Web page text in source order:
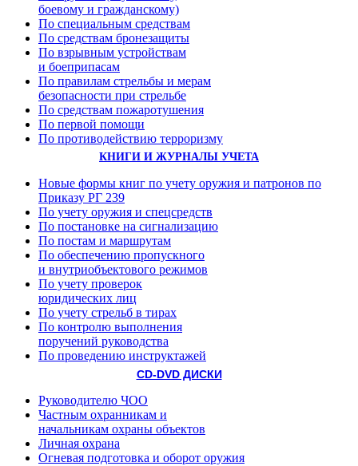
боевому и гражданскому)
По специальным средствам
По средствам бронезащиты
По взрывным устройствам
и боеприпасам
По правилам стрельбы и мерам
безопасности при стрельбе
По средствам пожаротушения
По первой помощи
По противодействию терроризму
КНИГИ И ЖУРНАЛЫ УЧЕТА
Новые формы книг по учету оружия и патронов по
Приказу РГ 239
По учету оружия и спецсредств
По постановке на сигнализацию
По постам и маршрутам
По обеспечению пропускного
и внутриобъектового режимов
По учету проверок
юридических лиц
По учету стрельб в тирах
По контролю выполнения
поручений руководства
По проведению инструктажей
CD-DVD ДИСКИ
Руководителю ЧОО
Частным охранникам и
начальникам охраны объектов
Личная охрана
Огневая подготовка и оборот оружия